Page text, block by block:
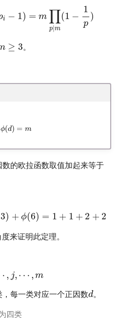
i − 1) = m ∏
p∣m
(1 −
1
p
)
≥ 3。
ϕ(d) = m
的欧拉函数取值加起来等于
3) + ϕ(6) = 1 + 1 + 2 + 2
来证明此定理。
, j, ⋯ , m
每一类对应一个正因数d。
四类